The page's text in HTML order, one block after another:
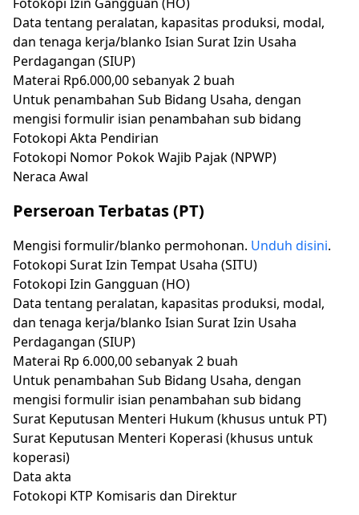
Data tentang peralatan, kapasitas produksi, modal,
dan tenaga kerja/blanko Isian Surat Izin Usaha
Perdagangan (SIUP)
Materai Rp6.000,00 sebanyak 2 buah
Untuk penambahan Sub Bidang Usaha, dengan
mengisi formulir isian penambahan sub bidang
Fotokopi Akta Pendirian
Fotokopi Nomor Pokok Wajib Pajak (NPWP)
Neraca Awal
Perseroan Terbatas (PT)
Mengisi formulir/blanko permohonan. Unduh disini.
Fotokopi Surat Izin Tempat Usaha (SITU)
Fotokopi Izin Gangguan (HO)
Data tentang peralatan, kapasitas produksi, modal,
dan tenaga kerja/blanko Isian Surat Izin Usaha
Perdagangan (SIUP)
Materai Rp 6.000,00 sebanyak 2 buah
Untuk penambahan Sub Bidang Usaha, dengan
mengisi formulir isian penambahan sub bidang
Surat Keputusan Menteri Hukum (khusus untuk PT)
Surat Keputusan Menteri Koperasi (khusus untuk
koperasi)
Data akta
Fotokopi KTP Komisaris dan Direktur